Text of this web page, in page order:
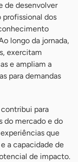
de desenvolver
dos
longo da jornada,
exercitam
e ampliam a
para demandas
para
do mercado e do
que
a capacidade de
de impacto.